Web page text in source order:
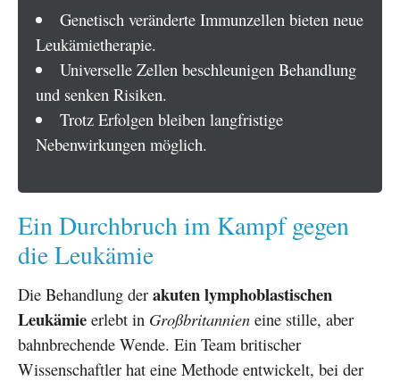
Genetisch veränderte Immunzellen bieten neue
Leukämietherapie.
Universelle Zellen beschleunigen Behandlung
und senken Risiken.
Trotz Erfolgen bleiben langfristige
Nebenwirkungen möglich.
Ein Durchbruch im Kampf gegen
die Leukämie
Die Behandlung der akuten lymphoblastischen
Leukämie erlebt in Großbritannien eine stille, aber
bahnbrechende Wende. Ein Team britischer
Wissenschaftler hat eine Methode entwickelt, bei der